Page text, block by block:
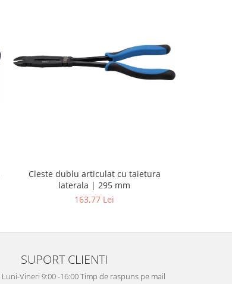
Cleste dublu articulat cu taietura
laterala | 295 mm
163,77 Lei
SUPORT CLIENTI
Vineri 9:00 -16:00 Timp de raspuns pe mail